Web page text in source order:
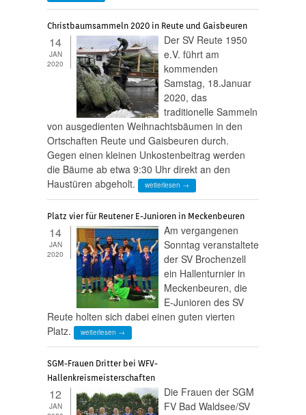
Christbaumsammeln 2020 in Reute und Gaisbeuren
14
JAN
2020
Der SV Reute 1950
e.V. führt am
kommenden
Samstag, 18.Januar
2020, das
traditionelle Sammeln
von ausgedienten Weihnachtsbäumen in den
Ortschaften Reute und Gaisbeuren durch.
Gegen einen kleinen Unkostenbeitrag werden
die Bäume ab etwa 9:30 Uhr direkt an den
Haustüren abgeholt.
weiterlesen →
Platz vier für Reutener E-Junioren in Meckenbeuren
14
JAN
2020
Am vergangenen
Sonntag veranstaltete
der SV Brochenzell
ein Hallenturnier in
Meckenbeuren, die
E-Junioren des SV
Reute holten sich dabei einen guten vierten
Platz.
weiterlesen →
SGM-Frauen Dritter bei WFV-
Hallenkreismeisterschaften
12
JAN
Die Frauen der SGM
FV Bad Waldsee/SV